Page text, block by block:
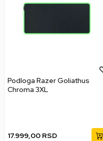
Podloga Razer Goliathus
Chroma 3XL
17.999,00 RSD